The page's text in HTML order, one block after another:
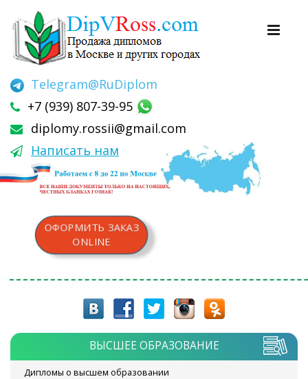
Telegram@RuDiplom
+7 (939) 807-39-95
diplomy.rossii@gmail.com
Написать нам
ОФОРМИТЬ ЗАКАЗ
ONLINE
ВЫСШЕЕ ОБРАЗОВАНИЕ
Дипломы о высшем образовании